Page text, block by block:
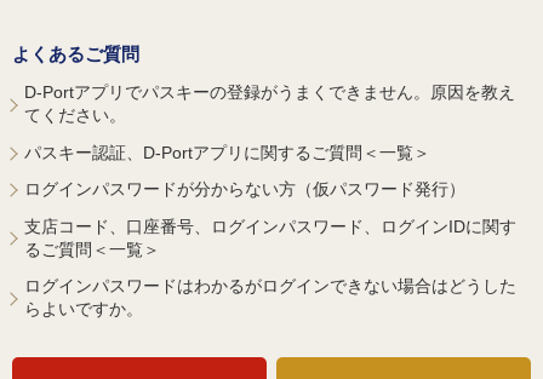
よくあるご質問
D-Portアプリでパスキーの登録がうまくできません。原因を教え
てください。
パスキー認証、D-Portアプリに関するご質問＜一覧＞
ログインパスワードが分からない方（仮パスワード発行）
支店コード、口座番号、ログインパスワード、ログインIDに関す
るご質問＜一覧＞
ログインパスワードはわかるがログインできない場合はどうした
らよいですか。